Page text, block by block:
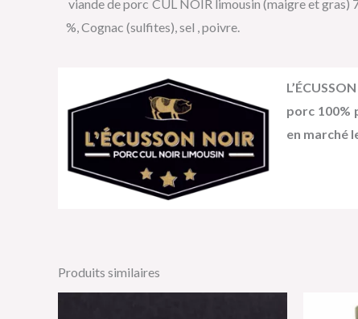
viande de porc CUL NOIR limousin (maigre et gras)
%, Cognac (sulfites), sel , poivre.
porc 100%
en marché
Produits similaires